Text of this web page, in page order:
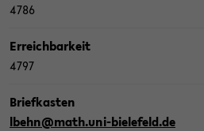
4786
Er­reich­bar­keit
4797
Brief­kas­ten
lbehn@math.uni-​bielefeld.de